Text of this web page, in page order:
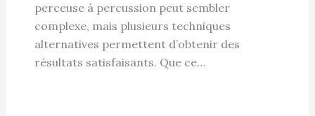
perceuse à percussion peut sembler
complexe, mais plusieurs techniques
alternatives permettent d’obtenir des
résultats satisfaisants. Que ce…